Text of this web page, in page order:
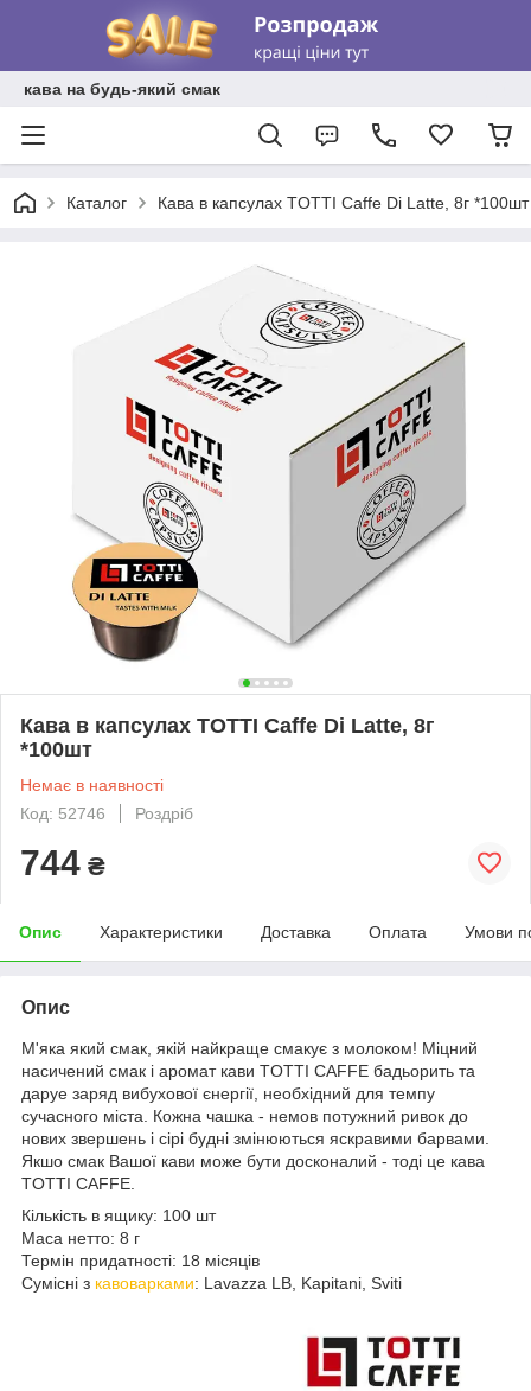
кава на будь-який смак
Каталог Кава в капсулах TOTTI Caffe Di Latte, 8г *100шт
Кава в капсулах TOTTI Caffe Di Latte, 8г
*100шт
Немає в наявності
Код: 52746
Роздріб
744 ₴
Опис Характеристики Доставка Оплата Умови
Опис
М'яка який смак, якій найкраще смакує з молоком! Міцний
насичений смак і аромат кави TOTTI CAFFE бадьорить та
даруе заряд вибухової єнергії, необхідний для темпу
сучасного міста. Кожна чашка - немов потужний ривок до
нових звершень і сірі будні змінюються яскравими барвами.
Якшо смак Вашої кави може бути досконалий - тоді це кава
TOTTI CAFFE.
Кількість в ящику: 100 шт
Маса нетто: 8 г
Термін придатності: 18 місяців
Сумісні з кавоварками: Lavazza LB Kapitani Sviti